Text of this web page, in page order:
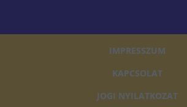
IMPRESSZUM
KAPCSOLAT
JOGI NYILATKOZAT